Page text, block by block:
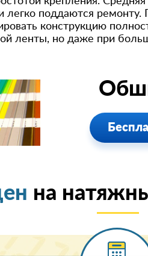
легко поддаются
конструкцию
ленты, но даже при
на